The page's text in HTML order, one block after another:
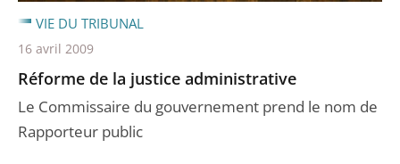
Réforme de la justice administrative
Le Commissaire du gouvernement prend le nom de
Rapporteur public
VIE DU TRIBUNAL
16 avril 2009